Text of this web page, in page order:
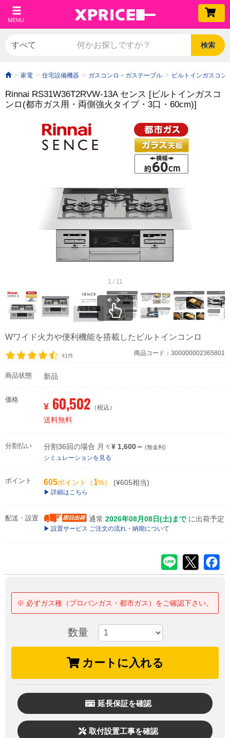
MENU
検索
家電 住宅設備機器 ガスコンロ・ガステーブル ビルトインガスコン
Rinnai RS31W36T2RVW-13A センス [ビルトインガスコ
ンロ(都市ガス用・両側強火タイプ・3口・60cm)]
1 / 11
Wワイド火力や便利機能を搭載したビルトインコンロ
41件 商品コード：300000002365801
商品状態 新品
価格
¥ 60,502 （税込）
送料無料
分割払い 分割36回の場合 月々¥ 1,600～ (無金利)
シミュレーションを見る
ポイント 605ポイント（1%） (¥605相当)
詳細はこちら
配送・設置 通常 2026年08月08日(土)まで に出荷予定
設置サービス ご注文の流れ・納期について
※ 必ずガス種（プロパンガス・都市ガス）をご確認下さい。
数量
カートに入れる
延長保証を確認
取付設置工事を確認